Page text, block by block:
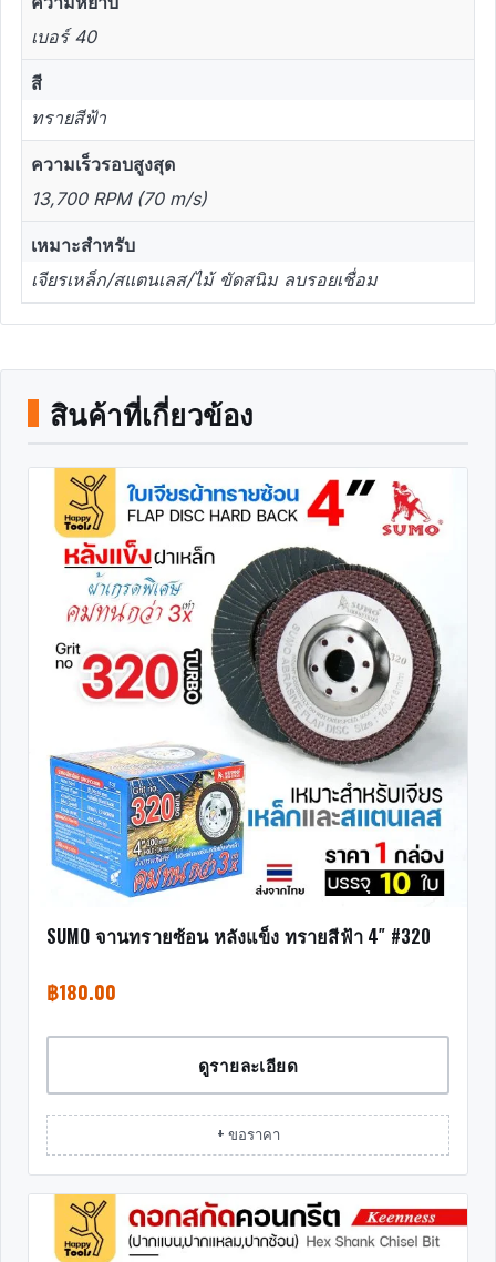
เบอร์ 40
สี
ทรายสีฟ้า
ความเร็วรอบสูงสุด
13,700 RPM (70 m/s)
เหมาะสำหรับ
เจียรเหล็ก/สแตนเลส/ไม้ ขัดสนิม ลบรอยเชื่อม
สินค้าที่เกี่ยวข้อง
SUMO จานทรายซ้อน หลังแข็ง ทรายสีฟ้า 4″ #320
฿180.00
ดูรายละเอียด
+ ขอราคา